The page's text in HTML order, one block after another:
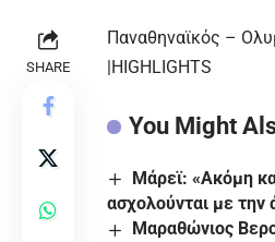
SHARE
Παναθηναϊκός –
|HIGHLIGHTS
You Might
Μάρεϊ: «Ακόμη
ασχολούνται με την
Μαραθώνιος